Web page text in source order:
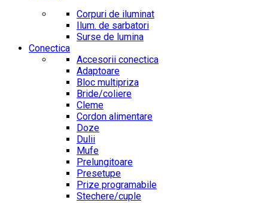
Corpuri de iluminat
Ilum. de sarbatori
Surse de lumina
Conectica
Accesorii conectica
Adaptoare
Bloc multipriza
Bride/coliere
Cleme
Cordon alimentare
Doze
Dulii
Mufe
Prelungitoare
Presetupe
Prize programabile
Stechere/cuple